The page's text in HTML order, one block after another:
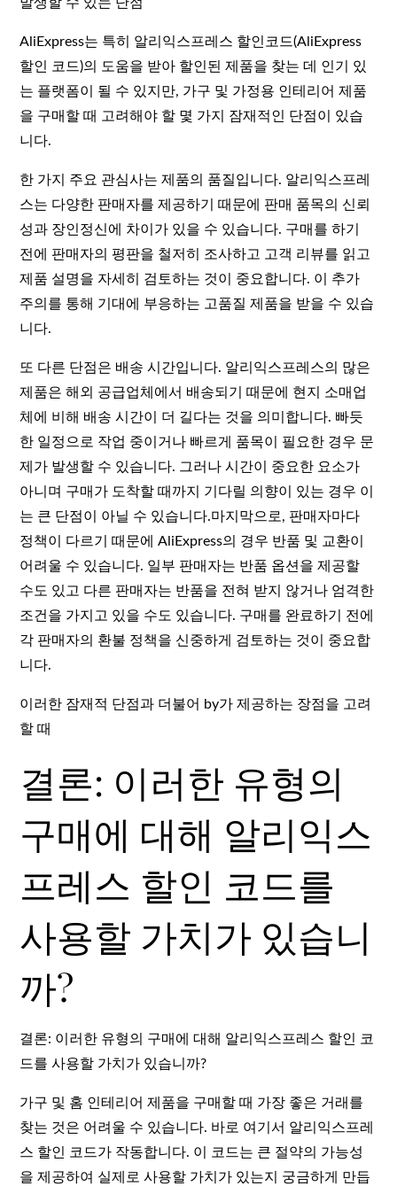
AliExpress는 특히 알리익스프레스 할인코드(AliExpress
할인 코드)의 도움을 받아 할인된 제품을 찾는 데 인기 있
는 플랫폼이 될 수 있지만, 가구 및 가정용 인테리어 제품
을 구매할 때 고려해야 할 몇 가지 잠재적인 단점이 있습
니다.
한 가지 주요 관심사는 제품의 품질입니다. 알리익스프레
스는 다양한 판매자를 제공하기 때문에 판매 품목의 신뢰
성과 장인정신에 차이가 있을 수 있습니다. 구매를 하기
전에 판매자의 평판을 철저히 조사하고 고객 리뷰를 읽고
제품 설명을 자세히 검토하는 것이 중요합니다. 이 추가
주의를 통해 기대에 부응하는 고품질 제품을 받을 수 있습
니다.
또 다른 단점은 배송 시간입니다. 알리익스프레스의 많은
제품은 해외 공급업체에서 배송되기 때문에 현지 소매업
체에 비해 배송 시간이 더 길다는 것을 의미합니다. 빠듯
한 일정으로 작업 중이거나 빠르게 품목이 필요한 경우 문
제가 발생할 수 있습니다. 그러나 시간이 중요한 요소가
아니며 구매가 도착할 때까지 기다릴 의향이 있는 경우 이
는 큰 단점이 아닐 수 있습니다.마지막으로, 판매자마다
정책이 다르기 때문에 AliExpress의 경우 반품 및 교환이
어려울 수 있습니다. 일부 판매자는 반품 옵션을 제공할
수도 있고 다른 판매자는 반품을 전혀 받지 않거나 엄격한
조건을 가지고 있을 수도 있습니다. 구매를 완료하기 전에
각 판매자의 환불 정책을 신중하게 검토하는 것이 중요합
니다.
이러한 잠재적 단점과 더불어 by가 제공하는 장점을 고려
할 때
결론: 이러한 유형의
구매에 대해 알리익스
프레스 할인 코드를
사용할 가치가 있습니
까?
결론: 이러한 유형의 구매에 대해 알리익스프레스 할인 코
드를 사용할 가치가 있습니까?
가구 및 홈 인테리어 제품을 구매할 때 가장 좋은 거래를
찾는 것은 어려울 수 있습니다. 바로 여기서 알리익스프레
스 할인 코드가 작동합니다. 이 코드는 큰 절약의 가능성
을 제공하여 실제로 사용할 가치가 있는지 궁금하게 만듭